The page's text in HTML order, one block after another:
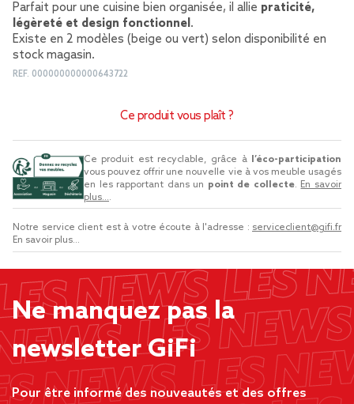
Parfait pour une cuisine bien organisée, il allie praticité,
légèreté et design fonctionnel.
Existe en 2 modèles (beige ou vert) selon disponibilité en
stock magasin.
REF. 000000000000643722
Ce produit vous plaît ?
Ce produit est recyclable, grâce à
l’éco-participation
vous pouvez offrir une nouvelle vie à vos meuble usagés
en les rapportant dans un point de collecte. En savoir
plus....
Notre service client est à votre écoute à l'adresse : serviceclient@gifi.fr
En savoir plus...
Ne manquez pas la
newsletter GiFi
Pour être informé des nouveautés et des offres